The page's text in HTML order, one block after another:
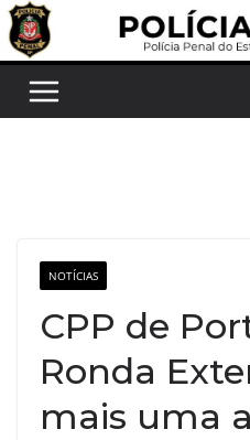
Pular
para
conteúdo
NOTÍCIAS
CPP de
Ronda
mais uma